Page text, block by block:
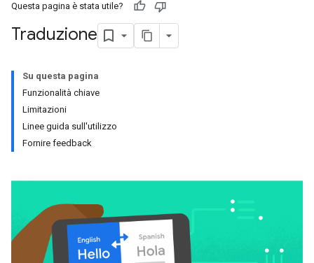
Questa pagina è stata utile?
Traduzione
Su questa pagina
Funzionalità chiave
Limitazioni
Linee guida sull'utilizzo
Fornire feedback